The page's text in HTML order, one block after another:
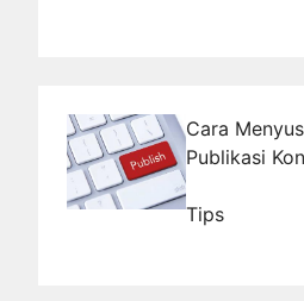
Cara
Publikasi
Tips